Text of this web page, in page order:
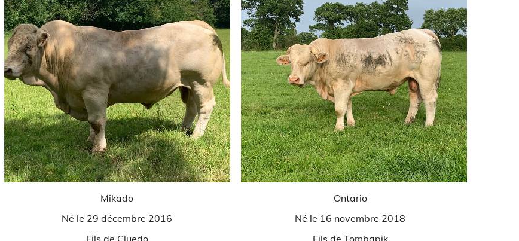
Mikado
Né le 29 décembre 2016
Fils de Cluedo
Ontario
Né le 16 novembre 2018
Fils de Tombapik